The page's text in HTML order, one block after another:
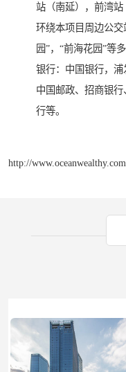
站（南延），前湾站
环绕本项目周边公交
园”，“前海花园”等
银行：中国银行，浦
中国邮政、招商银
行等。
http://www.oceanwealthy.com